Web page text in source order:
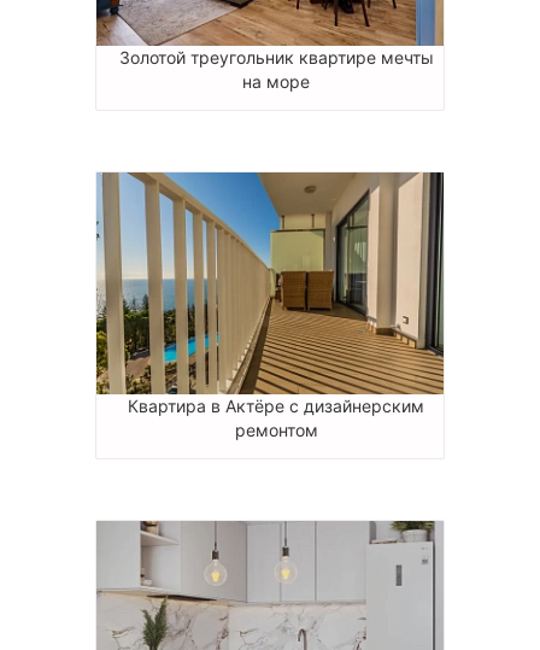
Золотой треугольник квартире мечты
на море
Квартира в Актёре с дизайнерским
ремонтом